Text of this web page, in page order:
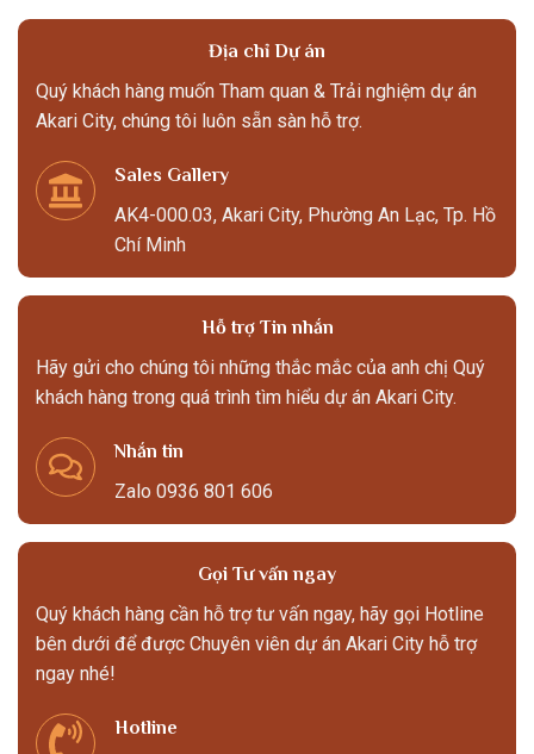
Địa chỉ Dự án
Quý khách hàng muốn Tham quan & Trải nghiệm dự án
Akari City, chúng tôi luôn sẵn sàn hỗ trợ.
Sales Gallery
AK4-000.03, Akari City, Phường An Lạc, Tp. Hồ
Chí Minh
Hỗ trợ Tin nhắn
Hãy gửi cho chúng tôi những thắc mắc của anh chị Quý
khách hàng trong quá trình tìm hiểu dự án Akari City.
Nhắn tin
Zalo 0936 801 606
Gọi Tư vấn ngay
Quý khách hàng cần hỗ trợ tư vấn ngay, hãy gọi Hotline
bên dưới để được Chuyên viên dự án Akari City hỗ trợ
ngay nhé!
Hotline